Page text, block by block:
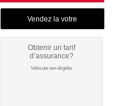
Obtenir un tarif
d’assurance?
Véhicule non éligible.